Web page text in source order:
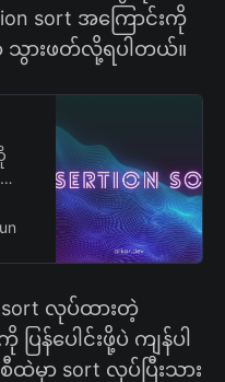
sort အကြောင်းကို
သွားဖတ်လို့ရပါတယ်။
sort လုပ်ထားတဲ့
န်ပေါင်းဖို့ပဲ ကျန်ပါ
မှာ sort လုပ်ပြီးသား